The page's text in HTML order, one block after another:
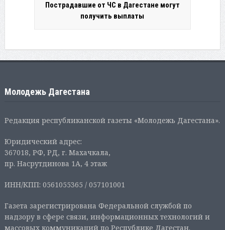
Пострадавшие от ЧС в Дагестане могут
получить выплаты
Молодежь Дагестана
Редакция республиканской газеты «Молодежь Дагестана».
Юридический адрес:
367018, РФ, РД, г. Махачкала,
пр. Насрутдинова 1А, 4 этаж
ИНН/КПП: 0561055365 / 057101001
Газета зарегистрирована Федеральной службой по
надзору в сфере связи, информационных технологий и
массовых коммуникаций по Республике Дагестан.